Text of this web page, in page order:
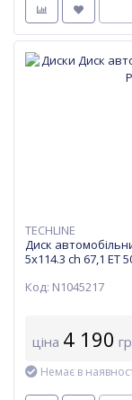
TECHLINE
Диск
5x114.3 ch 67,1 ET
Код: N1045217
ціна 4 190
Немає в